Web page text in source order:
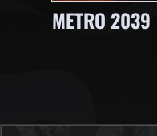
METRO 2039